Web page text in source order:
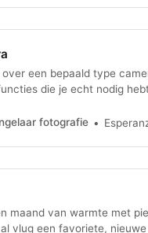
een bepaald type
die je echt nodig
fotografie
maand van warmte met
vlug een favoriete,